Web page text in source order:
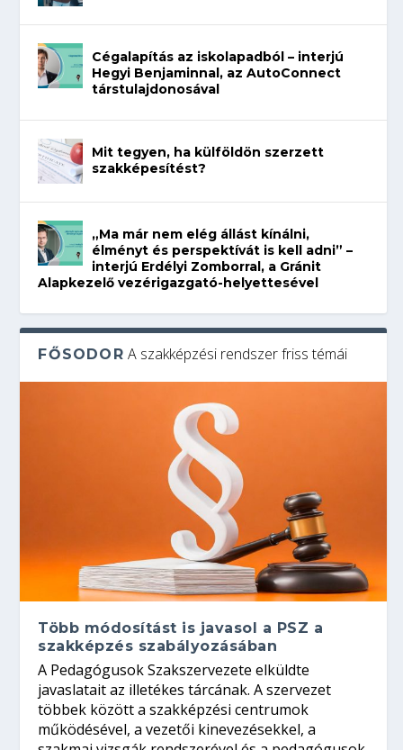
Cégalapítás az iskolapadból – interjú
Hegyi Benjaminnal, az AutoConnect
társtulajdonosával
Mit tegyen, ha külföldön szerzett
szakképesítést?
„Ma már nem elég állást kínálni,
élményt és perspektívát is kell adni” –
interjú Erdélyi Zomborral, a Gránit
Alapkezelő vezérigazgató-helyettesével
FŐSODOR A szakképzési rendszer friss témái
Több módosítást is javasol a PSZ a
szakképzés szabályozásában
A Pedagógusok Szakszervezete elküldte
javaslatait az illetékes tárcának. A szervezet
többek között a szakképzési centrumok
működésével, a vezetői kinevezésekkel, a